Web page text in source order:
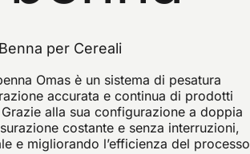
per Cereali
Omas è un sistema di pesatura
accurata e continua di prodotti
alla sua configurazione a doppia
costante e senza interruzioni,
e migliorando l’efficienza del processo